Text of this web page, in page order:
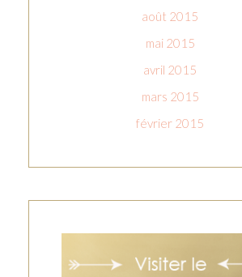
août 2015
mai 2015
avril 2015
mars 2015
février 2015